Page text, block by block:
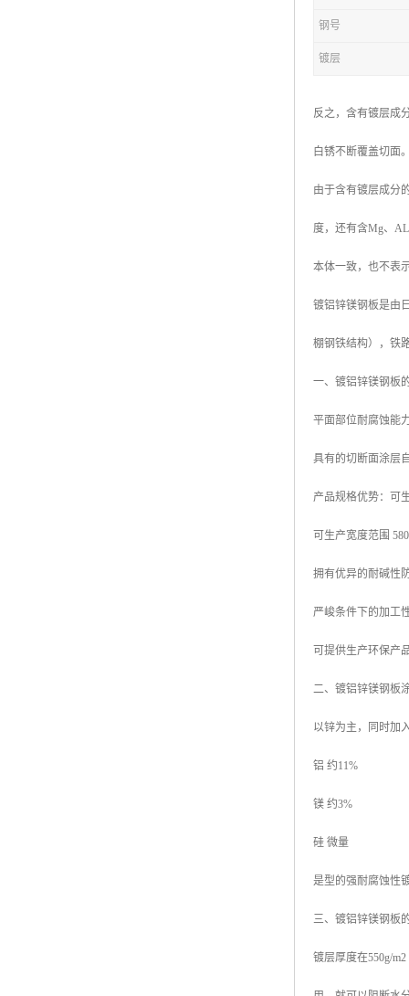
钢号
镀层
反之，含有镀层成
白锈不断覆盖切面。
由于含有镀层成分
度，还有含Mg、
本体一致，也不表
镀铝锌镁钢板是由
棚钢铁结构），铁
一、镀铝锌镁钢板
平面部位耐腐蚀能
具有的切断面涂层
产品规格优势：可
可生产宽度范围
拥有优异的耐碱性
严峻条件下的加工
可提供生产环保产
二、镀铝锌镁钢板
以锌为主，同时加
铝 约11%
镁 约3%
硅 微量
是型的强耐腐蚀性
三、镀铝锌镁钢板
镀层厚度在550g/